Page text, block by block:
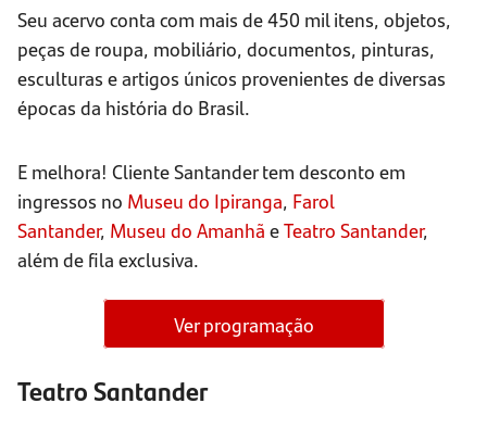
Seu acervo conta com mais de 450 mil itens, objetos,
peças de roupa, mobiliário, documentos, pinturas,
esculturas e artigos únicos provenientes de diversas
épocas da história do Brasil.
E melhora! Cliente Santander tem desconto em
ingressos no Museu do Ipiranga, Farol
Santander, Museu do Amanhã eTeatro Santander,
além de fila exclusiva.
Ver programação
Teatro Santander